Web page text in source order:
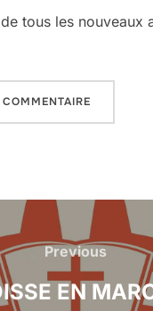
tous les nouveaux
Previous
Previous
EN